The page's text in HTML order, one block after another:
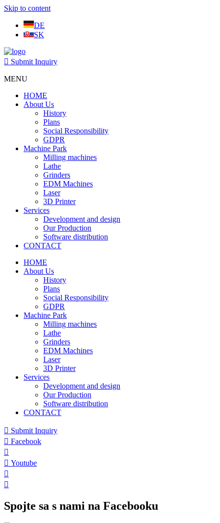
Skip to content
DE
SK
Submit Inquiry
MENU
HOME
About Us
History
Plans
Social Responsibility
GDPR
Machine Park
Milling machines
Lathe
Grinders
EDM Machines
Laser
3D Printer
Services
Development and design
Our Production
Software distribution
CONTACT
HOME
About Us
History
Plans
Social Responsibility
GDPR
Machine Park
Milling machines
Lathe
Grinders
EDM Machines
Laser
3D Printer
Services
Development and design
Our Production
Software distribution
CONTACT
Submit Inquiry
Facebook
Youtube
Spojte sa s nami na Facebooku